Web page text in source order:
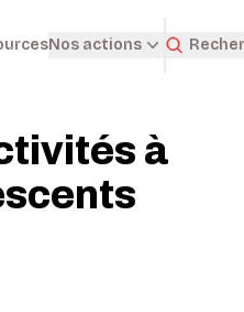
Nos actions
à